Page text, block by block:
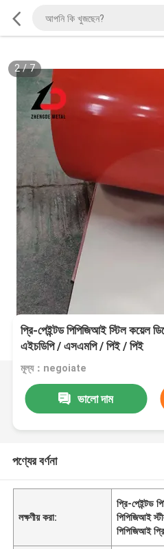
2/7
প্রি-পেইন্টড পিপিজিআই স্টিল কয়েল
এইচডিপি / এসএমপি / পিই / পিই
মূল্য：negoiate
ভালো দাম
পণ্যের বর্ণনা
লক্ষণীয় করা:
প্রি-পেইন্টড
পিপিজিআই
পিপিজিআই